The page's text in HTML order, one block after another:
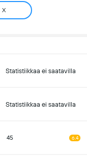
X
Statistiikkaa ei saatavilla
Statistiikkaa ei saatavilla
45 6.4